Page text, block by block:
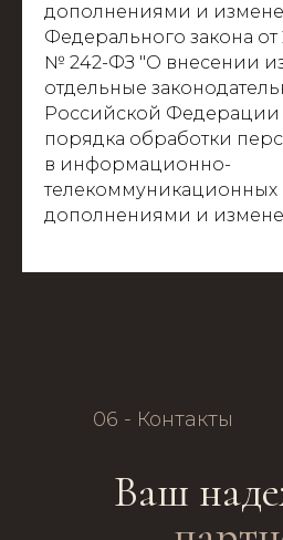
дополнениями и
Федерального закона от
№ 242-ФЗ "О внесении
отдельные
Российской Федерации
порядка обработки
в информационно-
телекоммуникационных
дополнениями и
Ваш
06 - Контакты